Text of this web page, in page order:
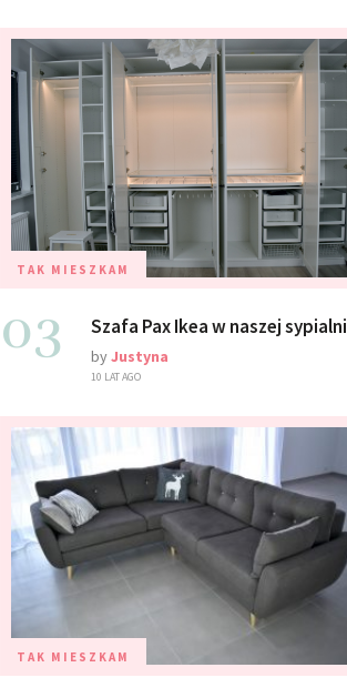
TAK MIESZKAM
03 Szafa Pax Ikea w naszej sypialni
byJustyna
10 LAT AGO
TAK MIESZKAM